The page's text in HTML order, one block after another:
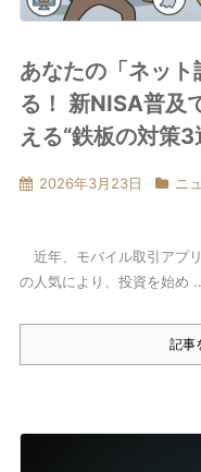
あなたの「ネッ
る！ 新NISA普及
える“鉄板の対策3
2026年3月23日 ニ
近年、モバイル取引アプ
の人気により、投資を始め
記事